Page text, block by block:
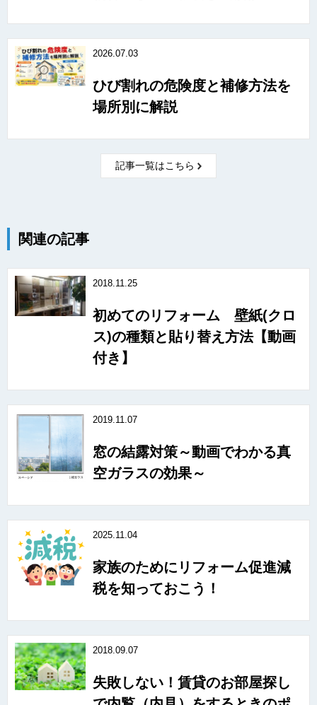
2026.07.03
ひび割れの危険度と補修方法を
場所別に解説
記事一覧はこちら
関連の記事
2018.11.25
初めてのリフォーム 壁紙(クロ
ス)の種類と貼り替え方法【動画
付き】
2019.11.07
窓の結露対策～動画でわかる真
空ガラスの効果～
2025.11.04
家族のためにリフォーム促進減
税を知っておこう！
2018.09.07
失敗しない！賃貸のお部屋探し